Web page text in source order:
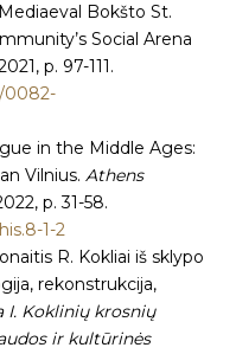
Bokšto St.
Social Arena
p. 97-111.
0082-
in the Middle Ages:
Vilnius. Athens
p. 31-58.
1-2
R. Kokliai iš sklypo
rekonstrukcija,
I. Koklinių krosnių
ir kultūrinės